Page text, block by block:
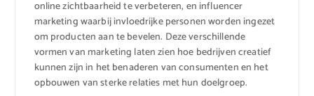
online zichtbaarheid te verbeteren, en influencer
marketing waarbij invloedrijke personen worden ingezet
om producten aan te bevelen. Deze verschillende
vormen van marketing laten zien hoe bedrijven creatief
kunnen zijn in het benaderen van consumenten en het
opbouwen van sterke relaties met hun doelgroep.